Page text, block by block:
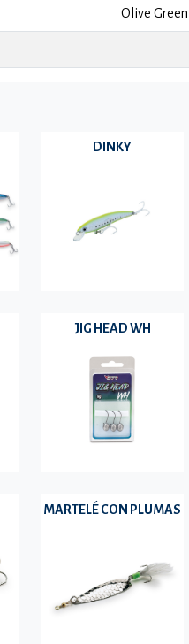
Olive Green
DINKY
JIG HEAD WH
MARTELÉ CON PLUMAS